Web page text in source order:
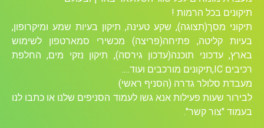
תיקונים בכל הרמות !
תיקוני מסך(תצוגה), שקע טעינה, תיקון בעיות שמע ומיקרופון,
בעיות קליטה, פתיחה(פריצה) מכשירי סמארטפון לשימוש
בארץ, עדכוני תוכנה(עדכון גירסה), תיקון נזקי מים, החלפת
רכיבים ICׁ,תיקונים מורכבים ועוד….
מעבדת סלולר גדרה (הסניף ראשי)
לבירור שעות פעילות אנא גשו לעמוד הסניפים שלנו או כתבו לנו
בעמוד "צור קשר".